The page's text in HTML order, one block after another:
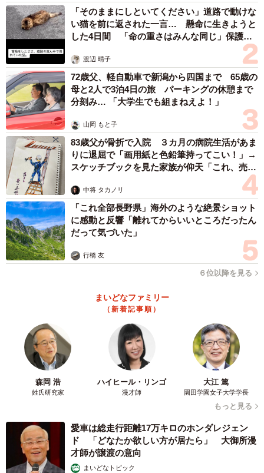
「そのままにしといてください」道路で動けな
い猫を前に返された一言… 懸命に生きようと
した4日間 「命の重さはみんな同じ」保護団
渡辺 晴子
72歳父、軽自動車で新潟から四国まで 65歳の
母と2人で3泊4日の旅 パーキングの休憩まで
分刻み… 「大学生でも組まねえよ！」
山岡 もと子
83歳父が骨折で入院 ３カ月の病院生活があま
りに退屈で「画用紙と色鉛筆持ってこい！」→
スケッチブックを見た家族が仰天「これ、売れ
中将 タカノリ
「これ全部長野県」海外のような絶景ショット
に感動と反響「離れてからいいところだったん
だって気づいた」
行橋 友
６位以降を見る
まいどなファミリー
（新着記事順）
森岡 浩
姓氏研究家
ハイヒール・リンゴ
漫才師
大江 篤
園田学園女子大学学長
もっと見る
愛車は総走行距離17万キロのホンダレジェン
ド 「どなたか欲しい方が居たら」 大御所漫
才師が譲渡の意向
まいどなトピック